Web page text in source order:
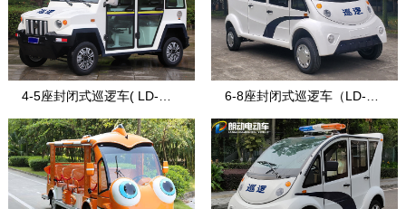
4-5座封闭式巡逻车( LD-战
盾)
6-8座封闭式巡逻车（LD-8-
7）